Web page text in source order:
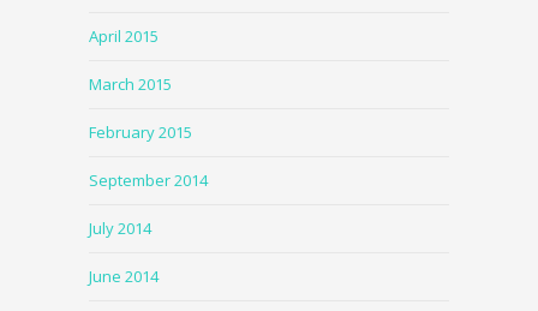
April 2015
March 2015
February 2015
September 2014
July 2014
June 2014